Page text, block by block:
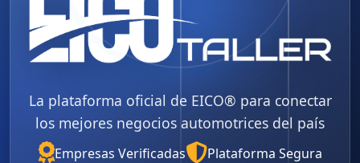
La plataforma oficial de EICO® para conectar
los mejores negocios automotrices del país
Empresas Verificadas Plataforma Segura